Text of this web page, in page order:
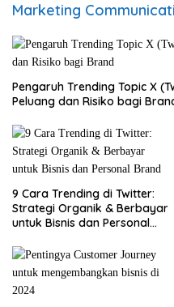
Marketing
Pengaruh Trending Topic X
Peluang dan Risiko bagi
9 Cara Trending di Twitter:
Strategi Organik & Berbayar
untuk Bisnis dan Personal